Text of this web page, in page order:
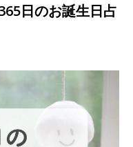
日のお誕生日占